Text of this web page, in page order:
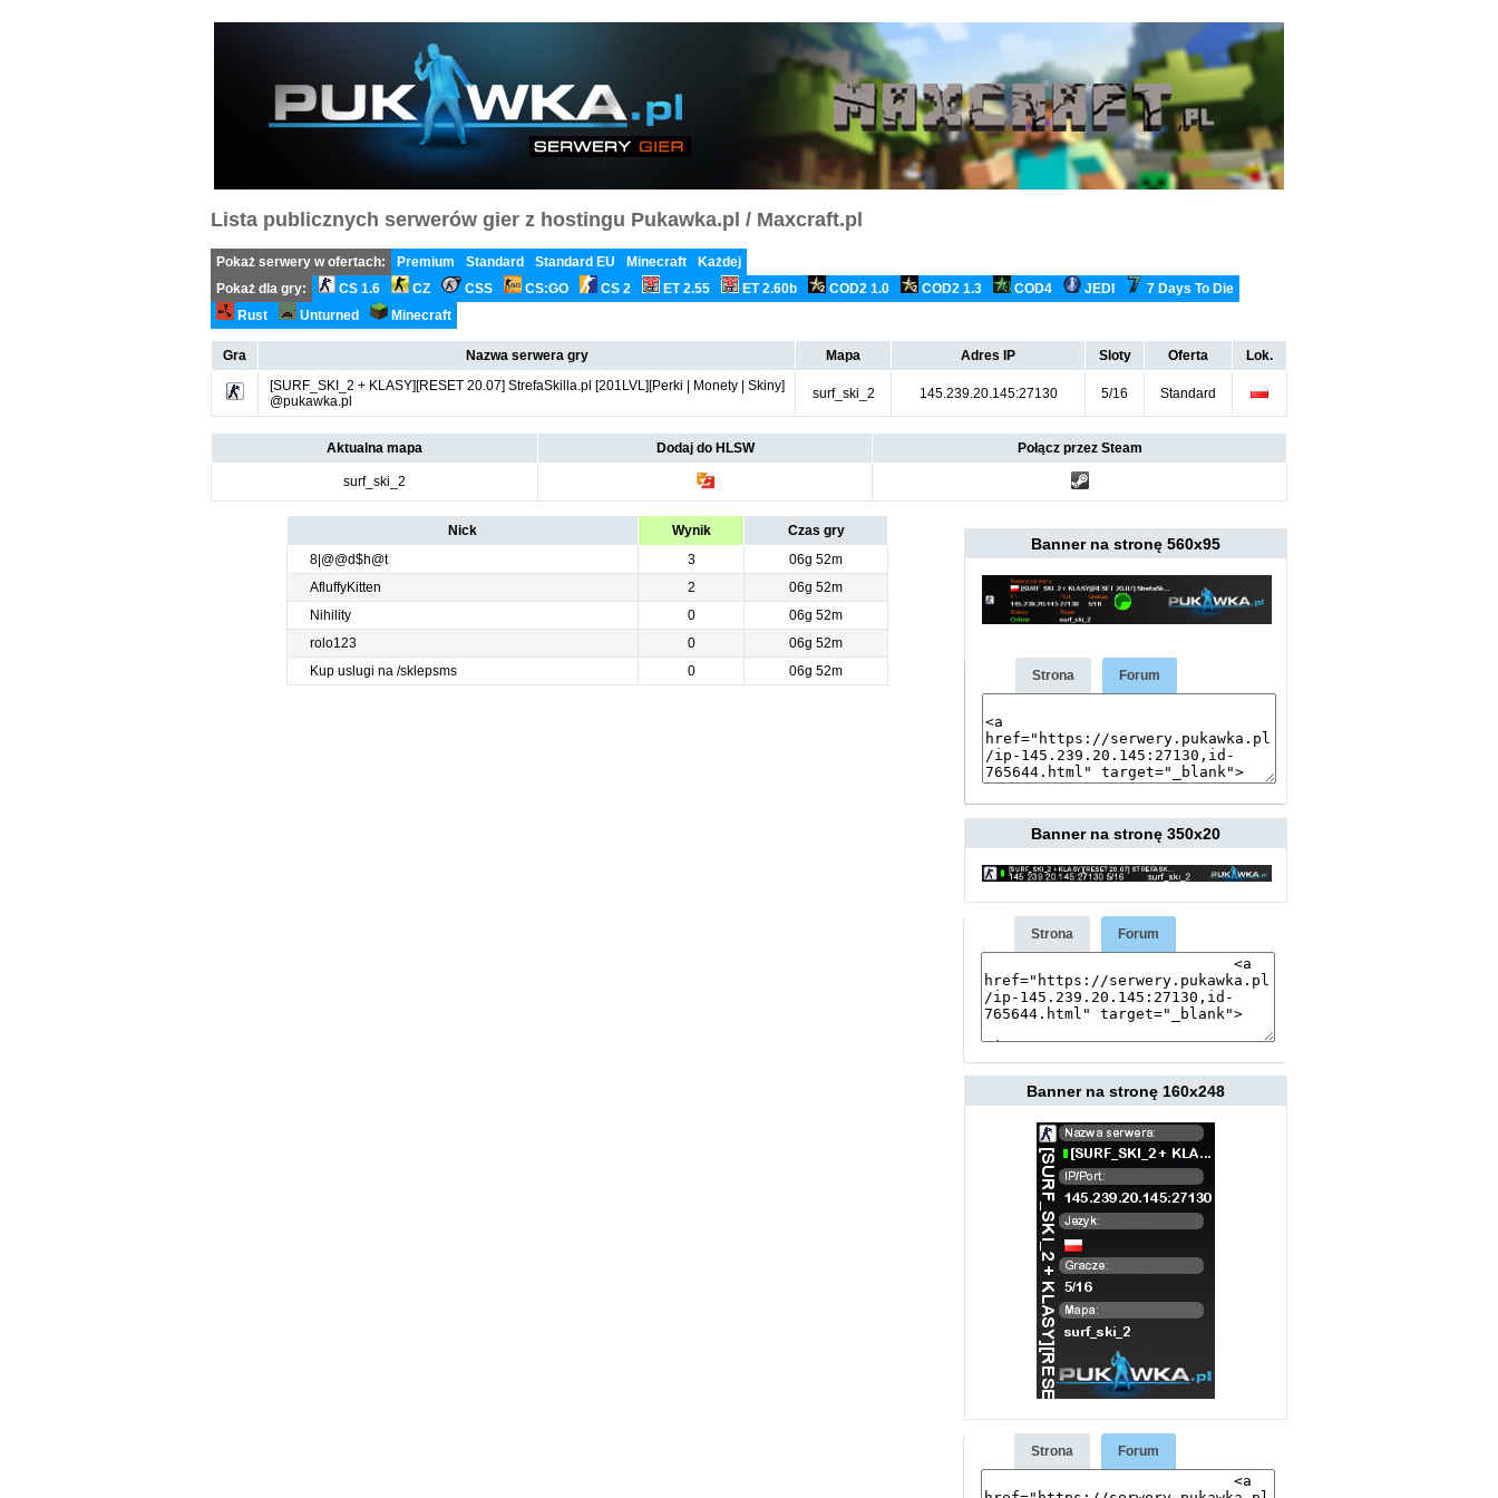
Lista publicznych serwerów gier z hostingu Pukawka.pl / Maxcraft.pl
Pokaż serwery w ofertach: Premium Standard Standard EU Minecraft
Każdej
Pokaż dla gry:
CS 1.6 CZ CSS CS:GO CS 2 ET 2.55 ET 2.60b COD2 1.0 COD2 1.3 COD4 JEDI
7 Days To Die
Rust
Unturned Minecraft
Gra Nazwa serwera gry Mapa Adres IP Sloty Oferta
Lok.
[SURF_SKI_2 + KLASY][RESET 20.07] StrefaSkilla.pl [201LVL][Perki | Monety | Skiny]
@pukawka.pl
surf_ski_2 145.239.20.145:27130 5/16 Standard
Aktualna mapa Dodaj do HLSW Połącz przez Steam
surf_ski_2
Nick Wynik
Czas gry
8|@@d$h@t
3
06g 52m
AfluffyKitten
2
06g 52m
Nihility
0
06g 52m
rolo123
0
06g 52m
Kup uslugi na /sklepsms
0 06g 52m
Banner na stronę 560x95
Strona Forum
Banner na stronę 350x20
Strona Forum
Banner na stronę 160x248
Strona Forum